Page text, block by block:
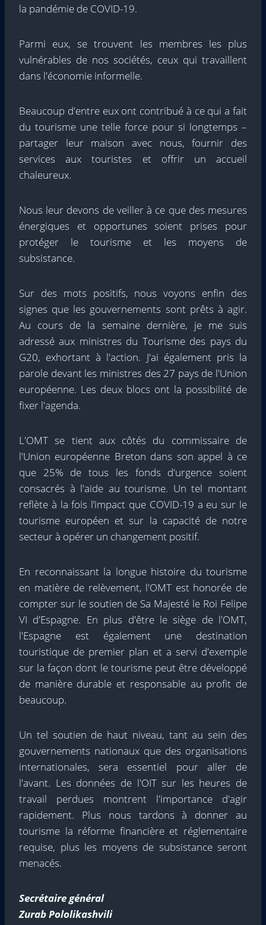
la pandémie de COVID-19.
Parmi eux, se trouvent les membres les plus
vulnérables de nos sociétés, ceux qui travaillent
dans l'économie informelle.
Beaucoup d'entre eux ont contribué à ce qui a fait
du tourisme une telle force pour si longtemps –
partager leur maison avec nous, fournir des
services aux touristes et offrir un accueil
chaleureux.
Nous leur devons de veiller à ce que des mesures
énergiques et opportunes soient prises pour
protéger le tourisme et les moyens de
subsistance.
Sur des mots positifs, nous voyons enfin des
signes que les gouvernements sont prêts à agir.
Au cours de la semaine dernière, je me suis
adressé aux ministres du Tourisme des pays du
G20, exhortant à l'action. J'ai également pris la
parole devant les ministres des 27 pays de l'Union
européenne. Les deux blocs ont la possibilité de
fixer l'agenda.
L'OMT se tient aux côtés du commissaire de
l'Union européenne Breton dans son appel à ce
que 25% de tous les fonds d'urgence soient
consacrés à l'aide au tourisme. Un tel montant
reflète à la fois l’impact que COVID-19 a eu sur le
tourisme européen et sur la capacité de notre
secteur à opérer un changement positif.
En reconnaissant la longue histoire du tourisme
en matière de relèvement, l'OMT est honorée de
compter sur le soutien de Sa Majesté le Roi Felipe
VI d'Espagne. En plus d'être le siège de l'OMT,
l'Espagne est également une destination
touristique de premier plan et a servi d'exemple
sur la façon dont le tourisme peut être développé
de manière durable et responsable au profit de
beaucoup.
Un tel soutien de haut niveau, tant au sein des
gouvernements nationaux que des organisations
internationales, sera essentiel pour aller de
l'avant. Les données de l'OIT sur les heures de
travail perdues montrent l'importance d'agir
rapidement. Plus nous tardons à donner au
tourisme la réforme financière et réglementaire
requise, plus les moyens de subsistance seront
menacés.
Secrétaire général
Zurab Pololikashvili